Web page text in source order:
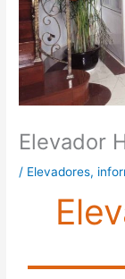
Elevador
/ Elevadores,